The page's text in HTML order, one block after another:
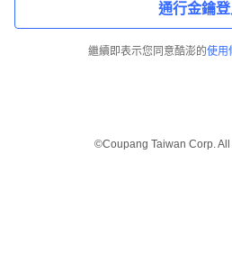
通行金鑰登
繼續即表示您同意酷澎的使用
©Coupang Taiwan Corp.